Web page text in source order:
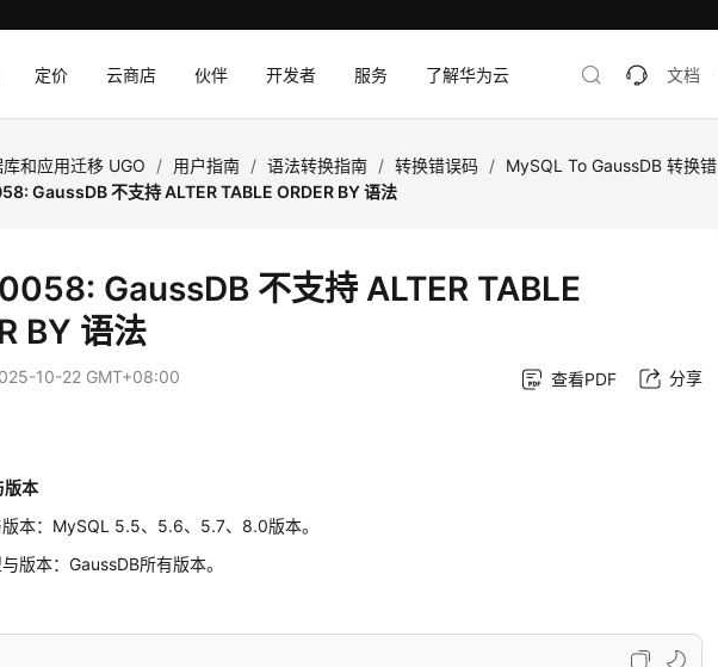
定价 云商店 伙伴 开发者 服务 了解华为云 文档
和应用迁移 UGO / 用户指南 / 语法转换指南 / 转换错误码 / MySQL To GaussDB 转换错
GaussDB 不支持 ALTER TABLE ORDER BY 语法
GaussDB 不支持 ALTER TABLE
BY 语法
10-22 GMT+08:00 查看PDF 分享
版本
本：MySQL 5.5、5.6、5.7、8.0版本。
版本：GaussDB所有版本。